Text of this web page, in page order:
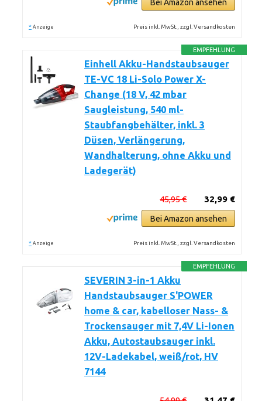
Bei Amazon ansehen
* Anzeige Preis inkl. MwSt., zzgl. Versandkosten
EMPFEHLUNG
Einhell Akku-Handstaubsauger
TE-VC 18 Li-Solo Power X-
Change (18 V, 42 mbar
Saugleistung, 540 ml-
Staubfangbehälter, inkl. 3
Düsen, Verlängerung,
Wandhalterung, ohne Akku und
Ladegerät)
32,99 €
45,95 €
Bei Amazon ansehen
* Anzeige Preis inkl. MwSt., zzgl. Versandkosten
EMPFEHLUNG
SEVERIN 3-in-1 Akku
Handstaubsauger S'POWER
home & car, kabelloser Nass- &
Trockensauger mit 7,4V Li-Ionen
Akku, Autostaubsauger inkl.
12V-Ladekabel, weiß/rot, HV
7144